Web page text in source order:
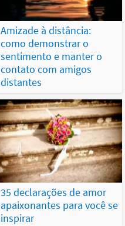
Amizade à distância:
como demonstrar o
sentimento e manter o
contato com amigos
distantes
35 declarações de amor
apaixonantes para você se
inspirar